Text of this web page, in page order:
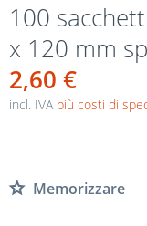
100
x 120 mm
2,60 €
incl. IVA più costi di
Memorizzare